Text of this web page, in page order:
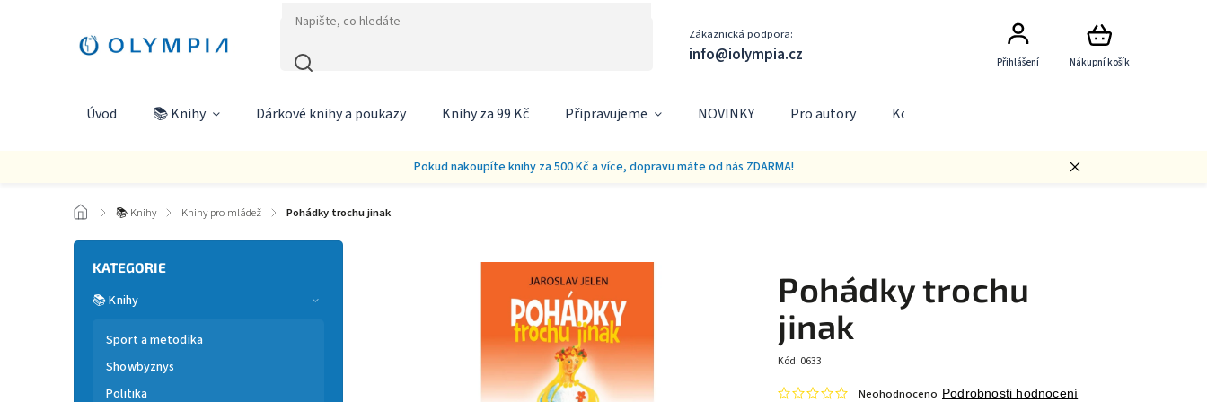
Zákaznická podpora:
info@iolympia.cz Nákupní košík
Přihlášení
Úvod 📚 Knihy Dárkové knihy a poukazy Knihy za 99 Kč Připravujeme NOVINKY Pro autory Kontakty
Pokud nakoupíte knihy za 500 Kč a více, dopravu máte od nás ZDARMA!
/ 📚 Knihy / Knihy pro mládež / Pohádky trochu jinak
KATEGORIE
📚 Knihy
Sport a metodika
Showbyznys
Politika
Pohádky trochu
jinak
Kód: 0633
Neohodnoceno Podrobnosti hodnocení